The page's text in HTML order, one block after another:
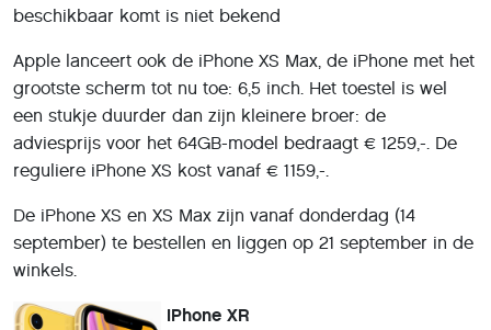
beschikbaar komt is niet bekend
Apple lanceert ook de iPhone XS Max, de iPhone met het
grootste scherm tot nu toe: 6,5 inch. Het toestel is wel
een stukje duurder dan zijn kleinere broer: de
adviesprijs voor het 64GB-model bedraagt € 1259,-. De
reguliere iPhone XS kost vanaf € 1159,-.
De iPhone XS en XS Max zijn vanaf donderdag (14
september) te bestellen en liggen op 21 september in de
winkels.
iPhone XR